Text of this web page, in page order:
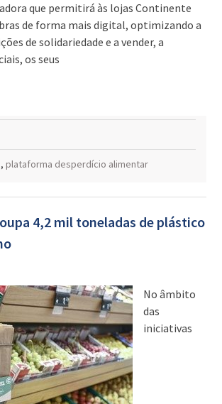
que permitirá às lojas Continente
de forma mais digital, optimizando a
de solidariedade e a vender, a
os seus
, plataforma desperdício alimentar
4,2 mil toneladas de plástico
No âmbito
das
iniciativas